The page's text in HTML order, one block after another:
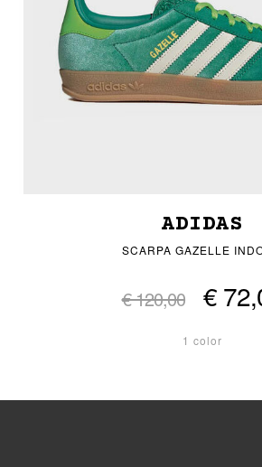
ADIDAS
SCARPA GAZELLE
€ 120,00 €
1 color